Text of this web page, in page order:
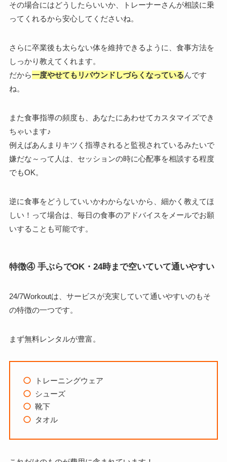
その場合にはどうしたらいいか、トレーナーさんが相談に乗
ってくれるから安心してくださいね。
さらに卒業後も太らない体を維持できるように、食事方法を
しっかり教えてくれます。
だから一度やせてもリバウンドしづらくなっているんです
ね。
また食事指導の頻度も、あなたにあわせてカスタマイズでき
ちゃいます♪
例えばあんまりキツく指導されると監視されているみたいで
嫌だな～って人は、セッションの時に心配事を相談する程度
でもOK。
逆に食事をどうしていいかわからないから、細かく教えてほ
しい！って場合は、毎日の食事のアドバイスをメールでお願
いすることも可能です。
特徴④ 手ぶらでOK・24時まで空いていて通いやすい
24/7Workoutは、サービスが充実していて通いやすいのもそ
の特徴の一つです。
まず無料レンタルが豊富。
トレーニングウェア
シューズ
靴下
タオル